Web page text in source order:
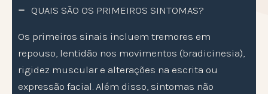
QUAIS SÃO OS PRIMEIROS SINTOMAS?
Os primeiros sinais incluem tremores em
repouso, lentidão nos movimentos (bradicinesia),
rigidez muscular e alterações na escrita ou
expressão facial. Além disso, sintomas não